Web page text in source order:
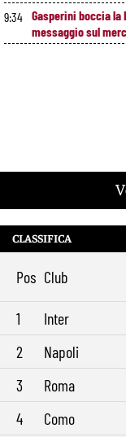
9:34 Gasperini boccia la
messaggio sul
CLASSIFICA
Pos Club
1 Inter
2
Napoli
3
Roma
4
Como